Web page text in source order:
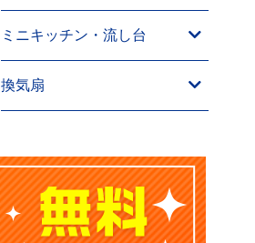
ミニキッチン・流し台
換気扇